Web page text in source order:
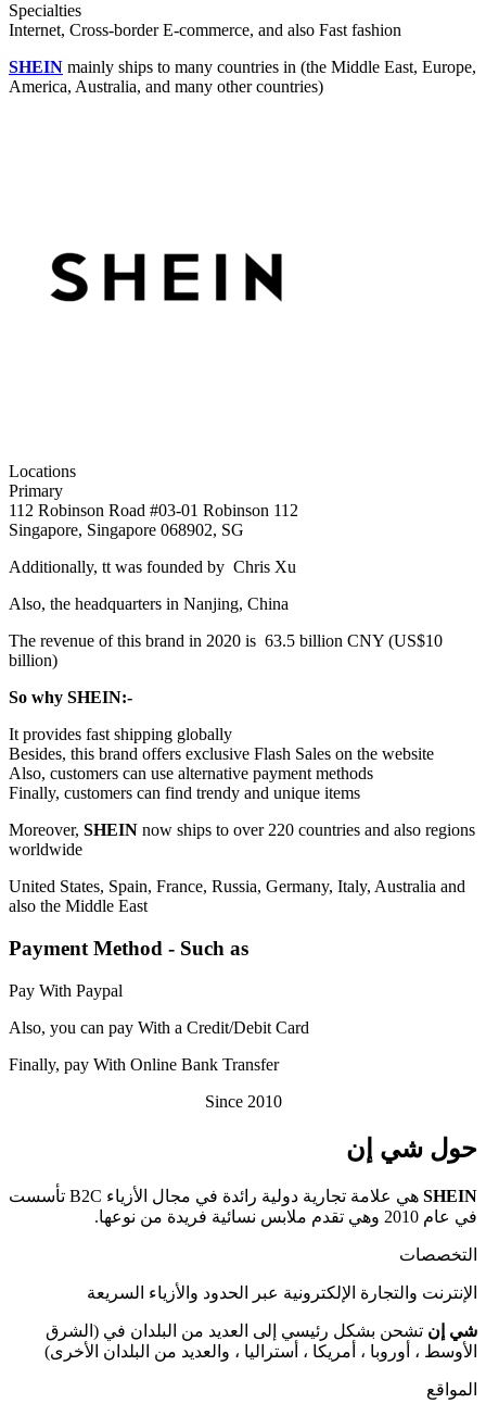
Specialties
Internet, Cross-border E-commerce, and also Fast fashion
SHEIN mainly ships to many countries in (the Middle East, Europe,
America, Australia, and many other countries)
Locations
Primary
112 Robinson Road #03-01 Robinson 112
Singapore, Singapore 068902, SG
Additionally, tt was founded by Chris Xu
Also, the headquarters in Nanjing, China
The revenue of this brand in 2020 is 63.5 billion CNY (US$10
billion)
So why SHEIN:-
It provides fast shipping globally
Besides, this brand offers exclusive Flash Sales on the website
Also, customers can use alternative payment methods
Finally, customers can find trendy and unique items
Moreover, SHEIN now ships to over 220 countries and also regions
worldwide
United States, Spain, France, Russia, Germany, Italy, Australia and
also the Middle East
Payment Method - Such as
Pay With Paypal
Also, you can pay With a Credit/Debit Card
Finally, pay With Online Bank Transfer
Since 2010
حول شي إن
SHEIN
هي علامة تجارية دولية رائدة في مجال الأزياء B2C تأسست
في عام 2010 وهي تقدم ملابس نسائية فريدة من نوعها.
التخصصات
الإنترنت والتجارة الإلكترونية عبر الحدود والأزياء السريعة
شي إن تشحن بشكل رئيسي إلى العديد من البلدان في (الشرق
الأوسط ، أوروبا ، أمريكا ، أستراليا ، والعديد من البلدان الأخرى)
المواقع